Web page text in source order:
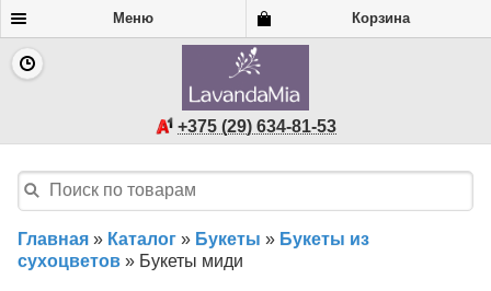
Меню Корзина
+375 (29) 634-81-53
Главная » Каталог » Букеты » Букеты из
сухоцветов » Букеты миди